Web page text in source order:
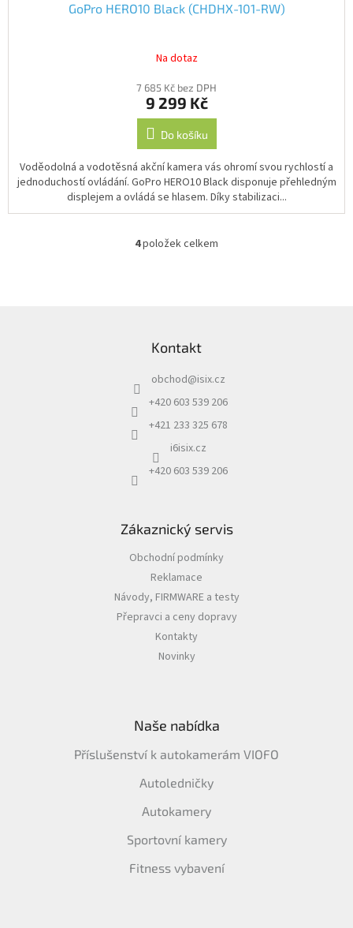
GoPro HERO10 Black (CHDHX-101-RW)
Na dotaz
7 685 Kč bez DPH
9 299 Kč
Do košíku
Voděodolná a vodotěsná akční kamera vás ohromí svou rychlostí a
jednoduchostí ovládání. GoPro HERO10 Black disponuje přehledným
displejem a ovládá se hlasem. Díky stabilizaci...
O
c
í
r
v
y
v
p
u
4položek celkem
Kontakt
obchod@isix.cz
+420 603 539 206
+421 233 325 678
i6isix.cz
+420 603 539 206
Zákaznický servis
Obchodní podmínky
Reklamace
Návody, FIRMWARE a testy
Přepravci a ceny dopravy
Kontakty
Novinky
Naše nabídka
Příslušenství k autokamerám VIOFO
Autoledničky
Autokamery
Sportovní kamery
Fitness vybavení